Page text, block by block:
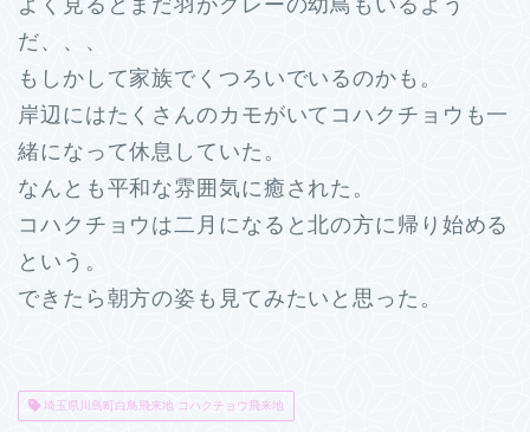
だ、、、
もしかして家族でくつろいでいるのかも。
岸辺にはたくさんのカモがいてコハクチョウも一
緒になって休息していた。
なんとも平和な雰囲気に癒された。
コハクチョウは二月になると北の方に帰り始める
という。
できたら朝方の姿も見てみたいと思った。
埼玉県川島町白鳥飛来地 コハクチョウ飛来地